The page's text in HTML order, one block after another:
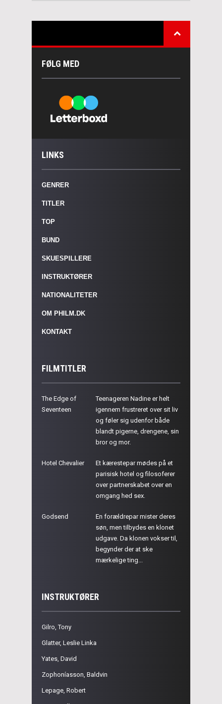
FØLG MED
LINKS
GENRER
TITLER
TOP
BUND
SKUESPILLERE
INSTRUKTØRER
NATIONALITETER
OM PHILM.DK
KONTAKT
FILMTITLER
The Edge of
Seventeen
Teenageren Nadine er helt
igennem frustreret over sit liv
og føler sig udenfor både
blandt pigerne, drengene, sin
bror og mor.
Hotel Chevalier
Et kærestepar mødes på et
parisisk hotel og filosoferer
over partnerskabet over en
omgang hed sex.
Godsend
En forældrepar mister deres
søn, men tilbydes en klonet
udgave. Da klonen vokser til,
begynder der at ske
mærkelige ting...
INSTRUKTØRER
Gilro, Tony
Glatter, Leslie Linka
Yates, David
Zophoníasson, Baldvin
Lepage, Robert